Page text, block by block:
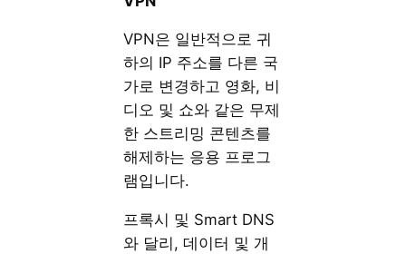
VPN은 일반적으로 귀
하의 IP 주소를 다른 국
가로 변경하고 영화, 비
디오 및 쇼와 같은 무제
한 스트리밍 콘텐츠를
해제하는 응용 프로그
램입니다.
프록시 및 Smart DNS
와 달리, 데이터 및 개